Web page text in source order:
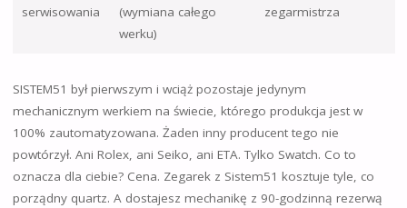
serwisowania
(wymiana całego
werku)
zegarmistrza
SISTEM51 był pierwszym i wciąż pozostaje jedynym
mechanicznym werkiem na świecie, którego produkcja jest w
100% zautomatyzowana. Żaden inny producent tego nie
powtórzył. Ani Rolex, ani Seiko, ani ETA. Tylko Swatch. Co to
oznacza dla ciebie? Cena. Zegarek z Sistem51 kosztuje tyle, co
porządny quartz. A dostajesz mechanikę z 90-godzinną rezerwą